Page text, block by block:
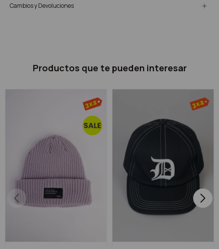
Cambios y Devoluciones
Productos que te pueden interesar